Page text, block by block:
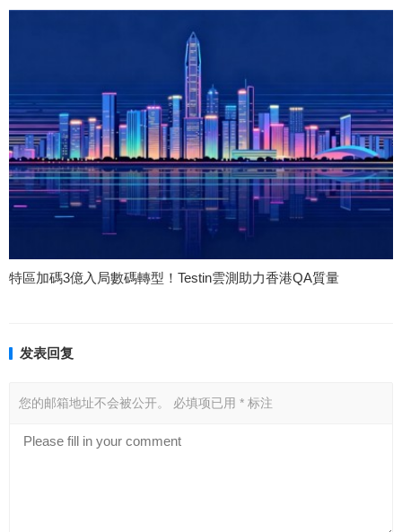
特區加碼3億入局數碼轉型！Testin雲測助力香港QA質量
发表回复
您的邮箱地址不会被公开。 必填项已用 * 标注